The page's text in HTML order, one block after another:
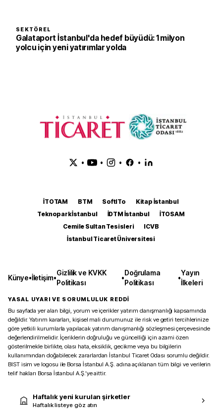
SEKTÖREL
Galataport İstanbul'da hedef büyüdü: 1 milyon
yolcu için yeni yatırımlar yolda
• • • •
İTOTAM BTM SoftITo
Kitap İstanbul
Teknopark İstanbul
İDTM İstanbul
İTOSAM
Cemile Sultan Tesisleri
ICVB
İstanbul Ticaret Üniversitesi
Künye•İletişim•
Gizlilik ve KVKK
Politikası
•
Doğrulama
Politikası
•
Yayın
İlkeleri
YASAL UYARI VE SORUMLULUK REDDİ
Bu sayfada yer alan bilgi, yorum ve içerikler yatırım danışmanlığı kapsamında
değildir. Yatırım kararları, kişisel mali durumunuz ile risk ve getiri tercihlerinize
göre yetkili kurumlarla yapılacak yatırım danışmanlığı sözleşmesi çerçevesinde
değerlendirilmelidir. İçeriklerin doğruluğu ve güncelliği için azami özen
gösterilmekle birlikte, olası hata, eksiklik, gecikme veya bu bilgilerin
kullanımından doğabilecek zararlardan İstanbul Ticaret Odası sorumlu değildir.
BIST isim ve logosu ile Borsa İstanbul A.Ş. adına açıklanan tüm bilgi ve verilerin
telif hakları Borsa İstanbul A.Ş.’ye aittir.
Haftalık yeni kurulan şirketler
Haftalık listeye göz atın